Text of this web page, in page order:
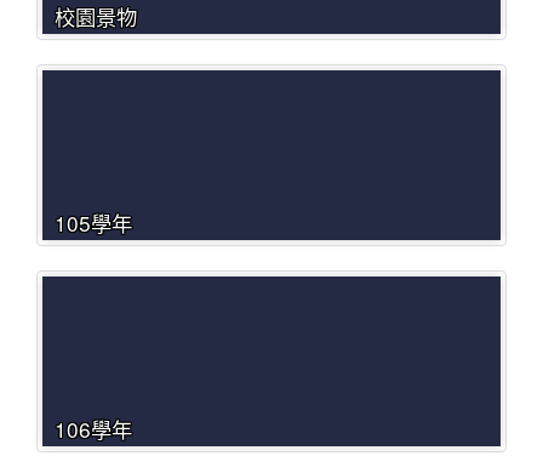
校園景物
105學年
106學年